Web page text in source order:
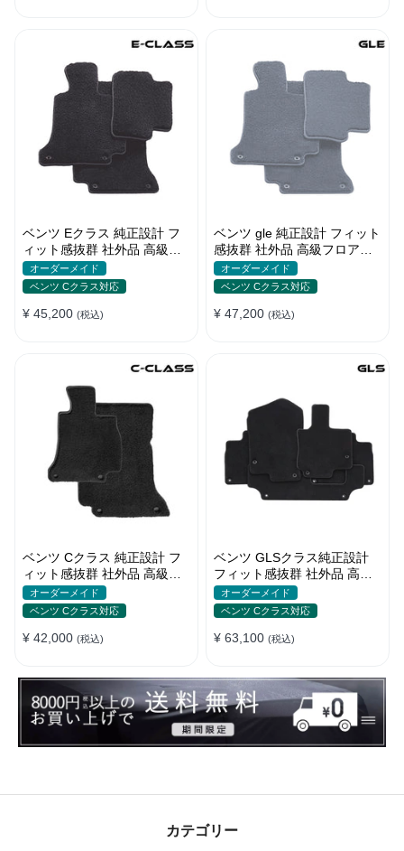
ベンツ Eクラス 純正設計 フ
ィット感抜群 社外品 高級フ
ロアマット 左右ハンドル 張
替え
オーダーメイド
ベンツ Cクラス対応
¥ 45,200 (税込)
ベンツ gle 純正設計 フィット
感抜群 社外品 高級フロアマ
オーダーメイド
ベンツ Cクラス対応
¥ 47,200 (税込)
ベンツ Cクラス 純正設計 フ
ィット感抜群 社外品 高級フ
ロアマット 左右ハンドル 張
替え
オーダーメイド
ベンツ Cクラス対応
¥ 42,000 (税込)
ベンツ GLSクラス純正設計
フィット感抜群 社外品 高級
フロアマット 左右ハンドル
張替え
オーダーメイド
ベンツ Cクラス対応
¥ 63,100 (税込)
カテゴリー